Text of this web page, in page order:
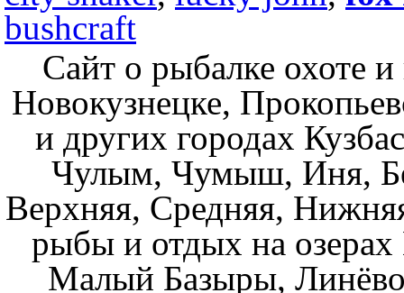
bushcraft
Сайт о рыбалке охоте
Новокузнецке,
и других городах
Чулым, Чумыш, Иня,
Верхняя, Средняя,
рыбы и отдых на
Малый Базыры,